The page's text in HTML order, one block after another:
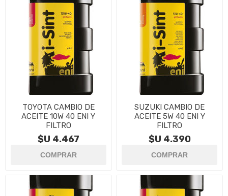
TOYOTA CAMBIO DE
ACEITE 10W 40 ENI Y
FILTRO
$U 4.467
SUZUKI CAMBIO DE
ACEITE 5W 40 ENI Y
FILTRO
$U 4.390